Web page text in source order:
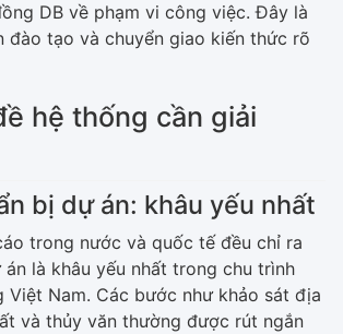
DB về phạm vi công việc. Đây là
đào tạo và chuyển giao kiến thức rõ
hệ thống cần giải
bị dự án: khâu yếu nhất
trong nước và quốc tế đều chỉ ra
án là khâu yếu nhất trong chu trình
Việt Nam. Các bước như khảo sát địa
và thủy văn thường được rút ngắn